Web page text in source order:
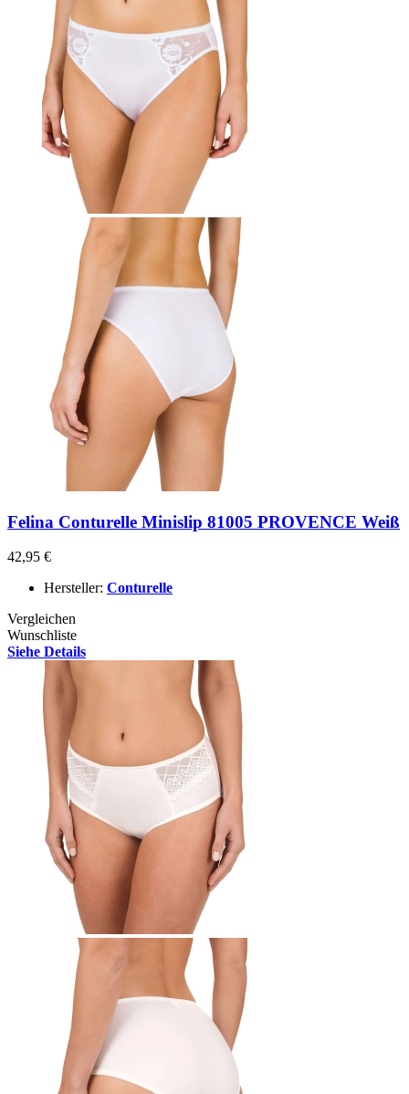
Felina Conturelle Minislip 81005 PROVENCE Weiß
42,95 €
Hersteller: Conturelle
Vergleichen
Wunschliste
Siehe Details